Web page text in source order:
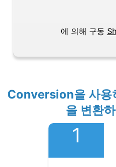
에 의해 구동
Conversion을 사용
을 변환
1